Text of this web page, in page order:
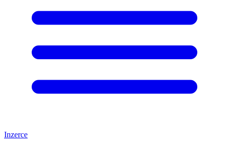
Inzerce